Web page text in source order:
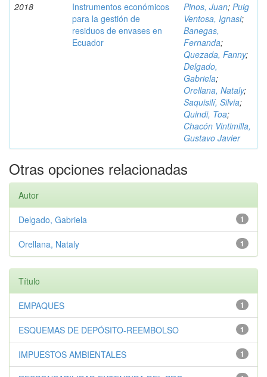
2018
Instrumentos económicos
para la gestión de
residuos de envases en
Ecuador
Pinos, Juan; Puig
Ventosa, Ignasi;
Banegas,
Fernanda;
Quezada, Fanny;
Delgado,
Gabriela;
Orellana, Nataly;
Saquisilí, Silvia;
Quindi, Toa;
Chacón Vintimilla,
Gustavo Javier
Otras opciones relacionadas
Autor
1
Delgado, Gabriela
1
Orellana, Nataly
Título
1
EMPAQUES
1
ESQUEMAS DE DEPÓSITO-REEMBOLSO
1
IMPUESTOS AMBIENTALES